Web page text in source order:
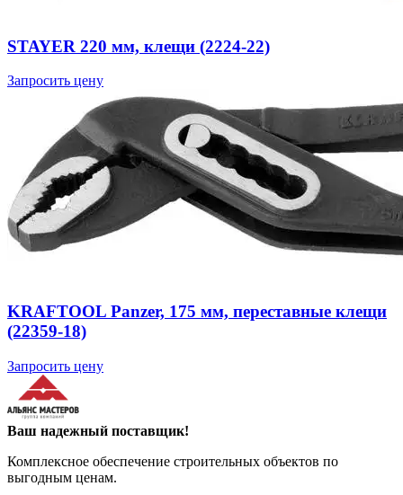
STAYER 220 мм, клещи (2224-22)
Запросить цену
KRAFTOOL Panzer, 175 мм, переставные клещи
(22359-18)
Запросить цену
Ваш надежный поставщик!
Комплексное обеспечение строительных объектов по
выгодным ценам.